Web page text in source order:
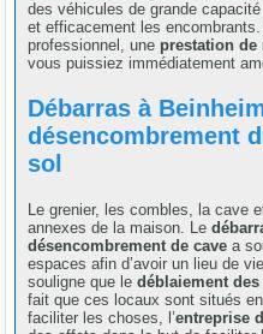
des véhicules de grande
et efficacement les encombrants.
professionnel, une prestation de
vous puissiez immédiatement
Débarras à
désencombrement
sol
Le grenier, les combles, la cave
annexes de la maison. Le
désencombrement de cave a
espaces afin d’avoir un lieu de
souligne que ledéblaiement
fait que ces locaux sont situés
faciliter les choses, l’entreprise